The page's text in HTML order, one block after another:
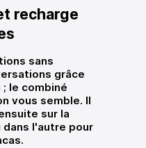
recharge
sans
grâce
le combiné
vous semble. Il
sur la
dans l'autre pour